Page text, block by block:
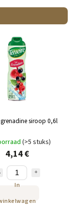
grenadine siroop 0,6l
(>5 stuks)
4,14 €
In